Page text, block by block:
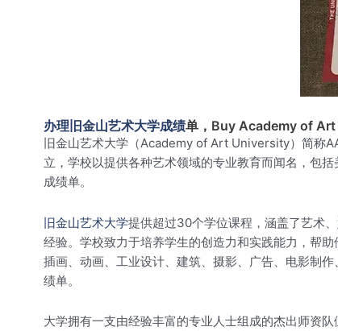
办理旧金山艺术大学成绩单，Buy Academy of
旧金山艺术大学（Academy of Art University）简称
立，学校以提供各种艺术领域的专业教育而闻名，包
成绩单。
旧金山艺术大学提供超过30个学位课程，涵盖了艺术
经验。学校致力于培养学生的创造力和实践能力，帮
插画、动画、工业设计、建筑、摄影、广告、电影制
绩单。
大学拥有一支由经验丰富的专业人士组成的杰出师资